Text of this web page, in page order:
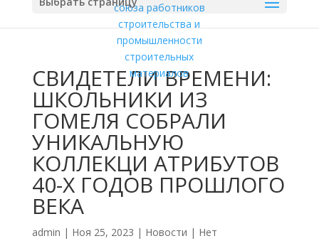
СВИДЕТЕЛИ ВРЕМЕНИ:
ШКОЛЬНИКИ ИЗ
ГОМЕЛЯ СОБРАЛИ
УНИКАЛЬНУЮ
КОЛЛЕКЦИ АТРИБУТОВ
40-Х ГОДОВ ПРОШЛОГО
ВЕКА
admin | Ноя 25, 2023 | Новости | Нет